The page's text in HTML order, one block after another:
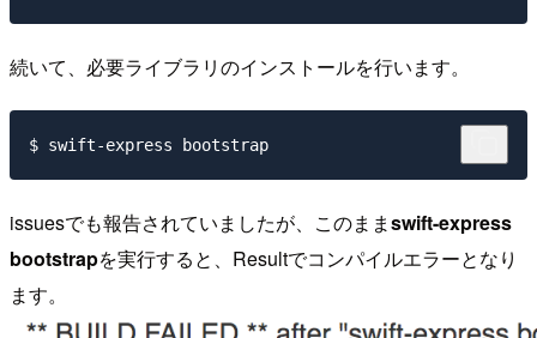
続いて、必要ライブラリのインストールを行います。
issuesでも報告されていましたが、このままswift-express
bootstrapを実行すると、Resultでコンパイルエラーとなり
ます。